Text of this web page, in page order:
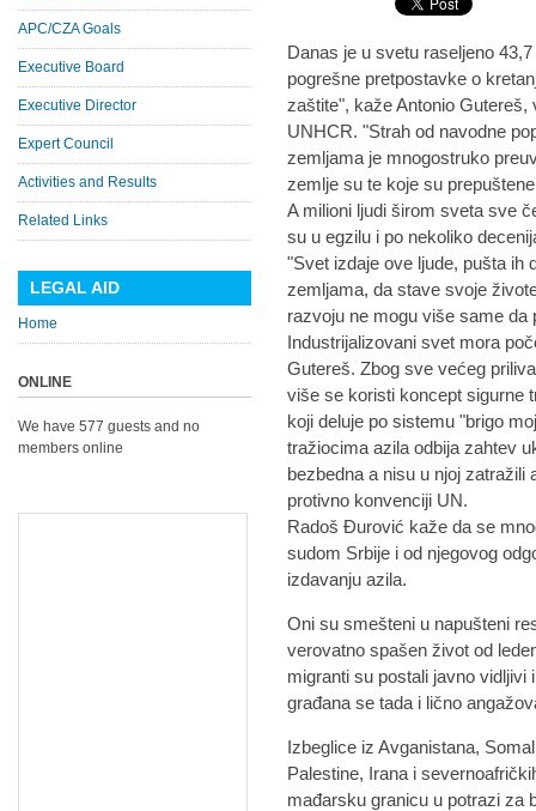
Danas je u svetu raseljeno
pogrešne pretpostavke o
zaštite", kaže Antonio
UNHCR. "Strah od navodne
zemljama je mnogostruko
zemlje su te koje su
A milioni ljudi širom sveta sve
su u egzilu i po nekoliko
"Svet izdaje ove ljude, pušta ih
zemljama, da stave svoje
razvoju ne mogu više same da
Industrijalizovani svet mora
Gutereš. Zbog sve većeg
više se koristi koncept sigurne
koji deluje po sistemu "brigo
tražiocima azila odbija zahtev
bezbedna a nisu u njoj
protivno konvenciji UN.
Radoš Đurović kaže da se
sudom Srbije i od njegovog
izdavanju azila.
Oni su smešteni u napušteni
verovatno spašen život od
migranti su postali javno vidljivi
građana se tada i lično
Izbeglice iz Avganistana,
Palestine, Irana i
mađarsku granicu u potrazi za
APC/CZA Goals
Executive Board
Executive Director
Expert Council
Activities and Results
Related Links
LEGAL AID
Home
ONLINE
We have 577 guests and no
members online